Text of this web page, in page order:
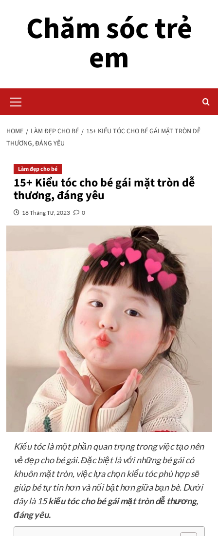
Chăm sóc trẻ
em
Menu
HOME LÀM ĐẸP CHO BÉ
15+ KIỂU TÓC CHO BÉ GÁI MẶT TRÒN DỄ
THƯƠNG, ĐÁNG YÊU
Làm đẹp cho bé
15+ Kiểu tóc cho bé gái mặt tròn dễ
thương, đáng yêu
18 Tháng Tư, 2023 0
Kiểu tóc là một phần quan trọng trong việc tạo nên
vẻ đẹp cho bé gái. Đặc biệt là với những bé gái có
khuôn mặt tròn, việc lựa chọn kiểu tóc phù hợp sẽ
giúp bé tự tin hơn và nổi bật hơn giữa bạn bè. Dưới
đây là 15kiểu tóc cho bé gái mặt tròn dễ thương,
đáng yêu.